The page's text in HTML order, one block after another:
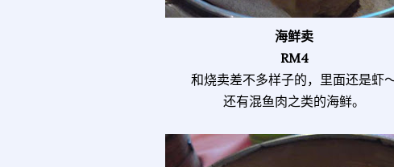
海鲜卖
RM4
和烧卖差不多样子的，里面还是虾
还有混鱼肉之类的海鲜。